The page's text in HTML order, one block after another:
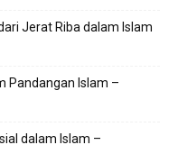
Jerat Riba dalam Islam
Pandangan Islam –
dalam Islam –